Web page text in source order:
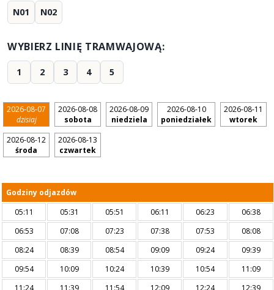
N01 N02
WYBIERZ LINIĘ TRAMWAJOWĄ:
1 2 3 4 5
2026-08-07
dzisiaj
2026-08-08
sobota
2026-08-09
niedziela
2026-08-10
poniedziałek
2026-08-11
wtorek
2026-08-12
środa
2026-08-13
czwartek
Godziny odjazdów
05:11
05:31 05:51 06:11 06:23
06:38
06:53
07:08 07:23 07:38 07:53
08:08
08:24
08:39 08:54 09:09 09:24
09:39
09:54
10:09 10:24 10:39 10:54
11:09
11:24
11:39 11:54 12:09 12:24
12:39